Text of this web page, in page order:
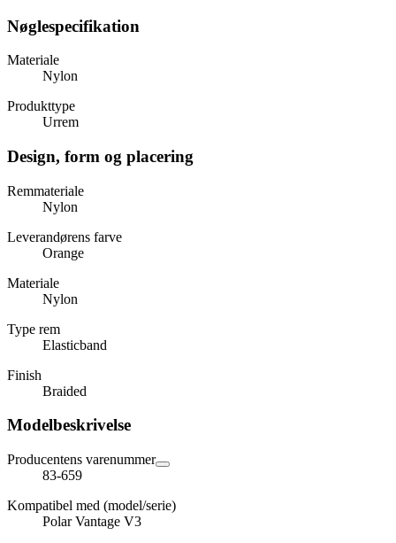
Nøglespecifikation
Materiale
Nylon
Produkttype
Urrem
Design, form og placering
Remmateriale
Nylon
Leverandørens farve
Orange
Materiale
Nylon
Type rem
Elasticband
Finish
Braided
Modelbeskrivelse
Producentens varenummer
83-659
Kompatibel med (model/serie)
Polar Vantage V3